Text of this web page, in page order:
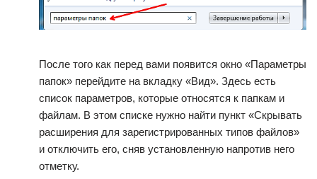
После того как перед вами появится окно «Параметры
папок» перейдите на вкладку «Вид». Здесь есть
список параметров, которые относятся к папкам и
файлам. В этом списке нужно найти пункт «Скрывать
расширения для зарегистрированных типов файлов»
и отключить его, сняв установленную напротив него
отметку.